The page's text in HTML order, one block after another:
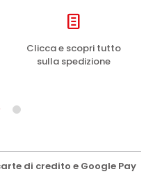
Clicca e scopri tutto
sulla spedizione
di credito e Google Pay